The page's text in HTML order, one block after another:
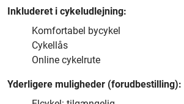
Inkluderet i cykeludlejning:
Komfortabel bycykel
Cykellås
Online cykelrute
Yderligere muligheder (forudbestilling):